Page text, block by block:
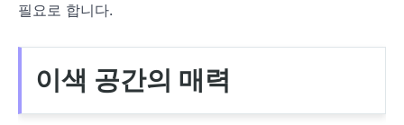
필요로 합니다.
이색 공간의 매력